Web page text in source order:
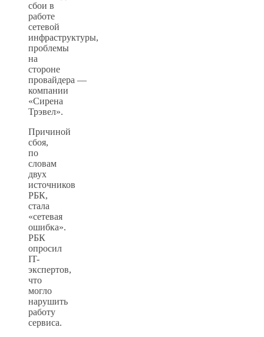
сбои в
работе
сетевой
инфраструктуры,
проблемы
на
стороне
провайдера —
компании
«Сирена
Трэвел».
Причиной
сбоя,
по
словам
двух
источников
РБК,
стала
«сетевая
ошибка».
РБК
опросил
IT-
экспертов,
что
могло
нарушить
работу
сервиса.